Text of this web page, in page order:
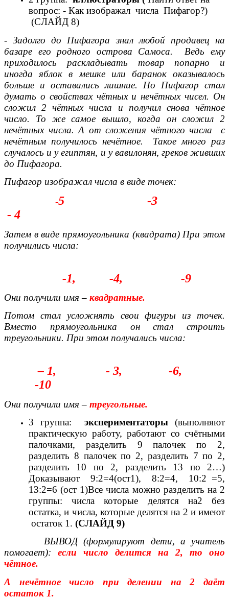
вопрос: - Как изображал числа Пифагор?)
(СЛАЙД 8)
-Задолго до Пифагора знал любой продавец на
базаре его родного острова Самоса. Ведь ему
приходилось раскладывать товар попарно и
иногда яблок в мешке или баранок оказывалось
больше и оставались лишние. Но Пифагор стал
думать о свойствах чётных и нечётных чисел. Он
сложил 2 чётных числа и получил снова чётное
число. То же самое вышло, когда он сложил 2
нечётных числа. А от сложения чётного числа с
нечётным получилось нечётное. Такое много раз
случалось и у египтян, и у вавилонян, греков живших
до Пифагора.
Пифагор изображал числа в виде точек:
-5 -3
- 4
Затем в виде прямоугольника (квадрата) При этом
получились числа:
-1, -4, -9
Они получили имя – квадратные.
Потом стал усложнять свои фигуры из точек.
Вместо прямоугольника он стал строить
треугольники. При этом получались числа:
– 1, - 3, -6,
-10
Они получили имя – треугольные.
3 группа:экспериментаторы (выполняют
практическую работу, работают со счётными
палочками, разделить 9 палочек по 2,
разделить 8 палочек по 2, разделить 7 по 2,
разделить 10 по 2, разделить 13 по 2…)
Доказывают 9:2=4(ост1), 8:2=4, 10:2 =5,
13:2=6 (ост 1)Все числа можно разделить на 2
группы: числа которые делятся на2 без
остатка, и числа, которые делятся на 2 и имеют
остаток 1. (СЛАЙД 9)
ВЫВОД (формулируют дети, а учитель
помогает): если число делится на 2, то оно
чётное.
А нечётное число при делении на 2 даёт
остаток 1.